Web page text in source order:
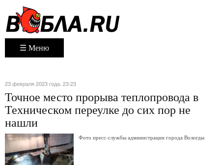
☰ Меню
23 февраля 2023 года. 23:23
Точное место прорыва теплопровода в
Техническом переулке до сих пор не
нашли
Фото пресс-службы администрации города Вологды